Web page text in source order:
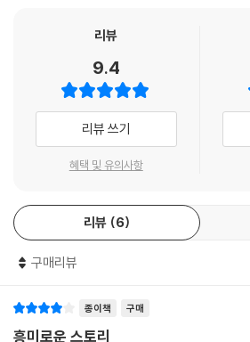
리뷰
9.4
리뷰 쓰기
혜택 및 유의사항
리뷰 6
구매리뷰
종이책 구매
흥미로운 스토리